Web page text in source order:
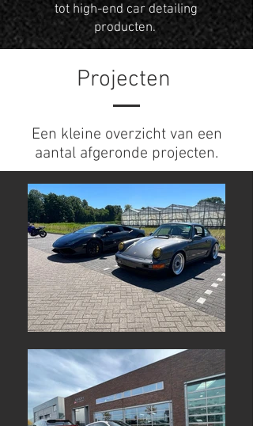
tot high-end car detailing
producten.
Projecten
Een kleine overzicht van een
aantal afgeronde projecten.